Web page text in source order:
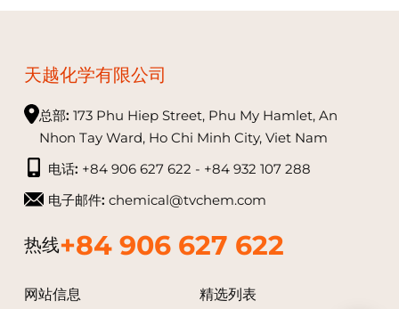
天越化学有限公司
总部: 173 Phu Hiep Street, Phu My Hamlet, An
Nhon Tay Ward, Ho Chi Minh City, Viet Nam
电话: +84 906 627 622 - +84 932 107 288
电子邮件: chemical@tvchem.com
热线+84 906 627 622
网站信息 精选列表